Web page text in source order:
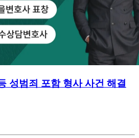
성범죄 포함 형사 사건 해결